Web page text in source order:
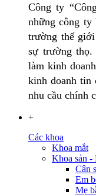
Công ty
những công
trường thế giới
sự trường thọ.
làm kinh
kinh doanh tin
nhu cầu chính
+
Các khoa
Khoa mắt
Khoa sản -
Cân
Em
Mẹ